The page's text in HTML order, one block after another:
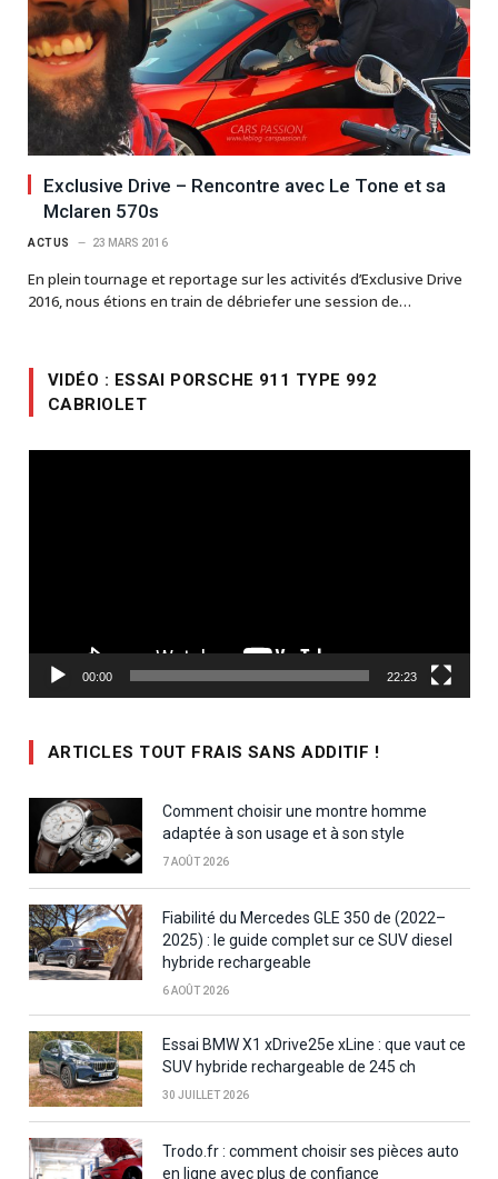
Exclusive Drive – Rencontre avec Le Tone et sa
Mclaren 570s
ACTUS 23 MARS 2016
En plein tournage et reportage sur les activités d’Exclusive Drive
2016, nous étions en train de débriefer une session de…
VIDÉO : ESSAI PORSCHE 911 TYPE 992
CABRIOLET
00:00 22:23
ARTICLES TOUT FRAIS SANS ADDITIF !
Comment choisir une montre homme
adaptée à son usage et à son style
7 AOÛT 2026
Fiabilité du Mercedes GLE 350 de (2022–
2025) : le guide complet sur ce SUV diesel
hybride rechargeable
6 AOÛT 2026
Essai BMW X1 xDrive25e xLine : que vaut ce
SUV hybride rechargeable de 245 ch
30 JUILLET 2026
Trodo.fr : comment choisir ses pièces auto
en ligne avec plus de confiance